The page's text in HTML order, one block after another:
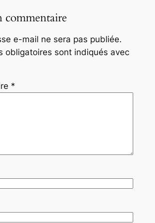
commentaire
e-mail ne sera pas publiée.
obligatoires sont indiqués avec
*